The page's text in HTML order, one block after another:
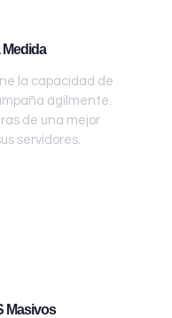
Medida
la capacidad de
ágilmente.
de una mejor
servidores.
Masivos